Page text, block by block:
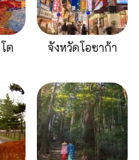
ต จังหวัดโอซาก้า